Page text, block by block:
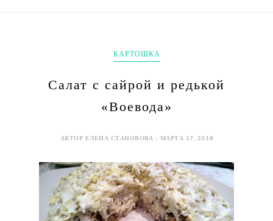
КАРТОШКА
Салат с сайрой и редькой
«Воевода»
АВТОР ЕЛЕНА СТАНОВОВА - МАРТА 17, 2018